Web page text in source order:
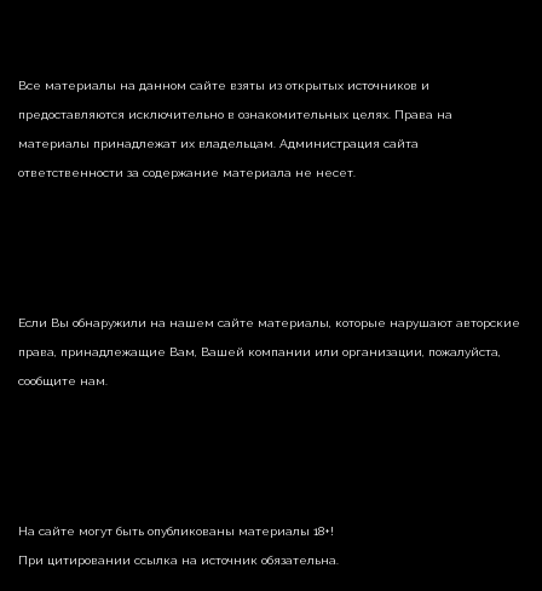
Все материалы на данном сайте взяты из открытых источников и
предоставляются исключительно в ознакомительных целях. Права на
материалы принадлежат их владельцам. Администрация сайта
ответственности за содержание материала не несет.
Если Вы обнаружили на нашем сайте материалы, которые нарушают авторские
права, принадлежащие Вам, Вашей компании или организации, пожалуйста,
сообщите нам.
На сайте могут быть опубликованы материалы 18+!
При цитировании ссылка на источник обязательна.